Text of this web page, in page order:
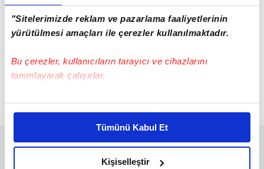
"Sitelerimizde reklam ve pazarlama faaliyetlerinin
yürütülmesi amaçları ile çerezler kullanılmaktadır.
Bu çerezler, kullanıcıların tarayıcı ve cihazlarını
tanımlayarak çalışırlar.
Bu çerezlere izin vermeniz halinde sizlere özel
daha iyi reklam deneyimi yaşatabiliriz. Bunu yaparken
amacımızın size daha iyi bir reklam deneyimi sunmak
olduğunu ve sizlere en iyi içerikleri sunabilmek adına
Tümünü Kabul Et
Kişiselleştir